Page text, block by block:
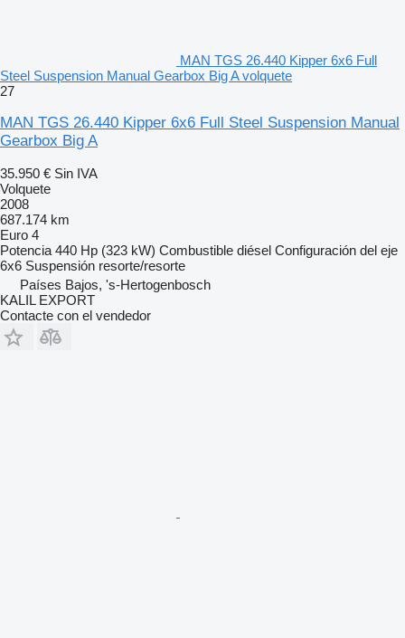
MAN TGS 26.440 Kipper 6x6 Full
Steel Suspension Manual Gearbox Big A volquete
27
MAN TGS 26.440 Kipper 6x6 Full Steel Suspension Manual
Gearbox Big A
35.950 € Sin IVA
Volquete
2008
687.174 km
Euro 4
Potencia 440 Hp (323 kW) Combustible diésel Configuración del eje
6x6 Suspensión resorte/resorte
Países Bajos, 's-Hertogenbosch
KALIL EXPORT
Contacte con el vendedor